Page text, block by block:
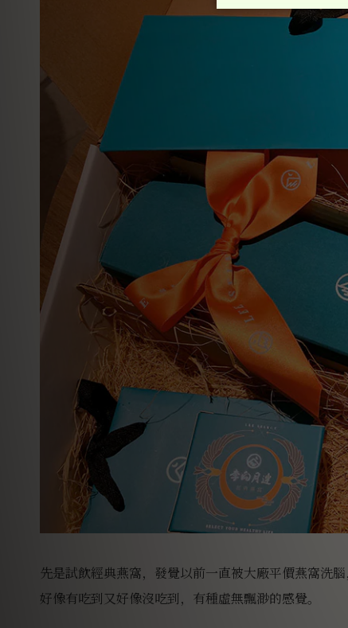
先是試飲經典燕窩，發覺以前一直被大廠平價燕窩洗
好像有吃到又好像沒吃到，有種虛無飄渺的感覺。